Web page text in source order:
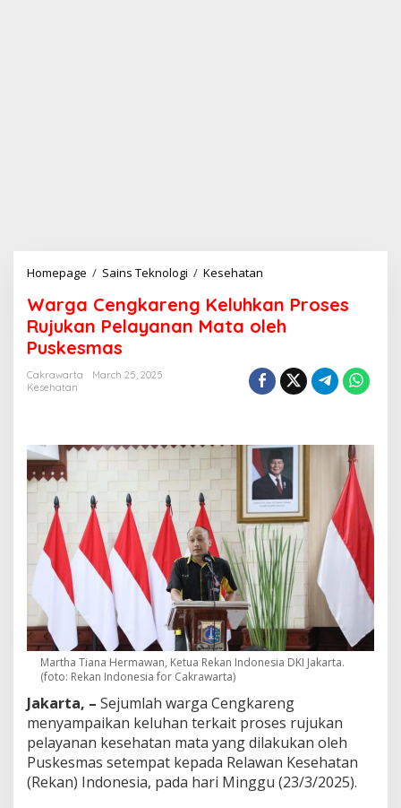
Homepage / Sains Teknologi / Kesehatan
r
g
a
e
n
r
e
n
g
K
e
l
u
h
k
a
n
P
r
e
s
R
u
j
u
Warga Cengkareng Keluhkan Proses
Rujukan Pelayanan Mata oleh
Puskesmas
Cakrawarta
March 25, 2025
Kesehatan
Martha Tiana Hermawan, Ketua Rekan Indonesia DKI Jakarta.
(foto: Rekan Indonesia for Cakrawarta)
Jakarta, – Sejumlah warga Cengkareng
menyampaikan keluhan terkait proses rujukan
pelayanan kesehatan mata yang dilakukan oleh
Puskesmas setempat kepada Relawan Kesehatan
(Rekan) Indonesia, pada hari Minggu (23/3/2025).